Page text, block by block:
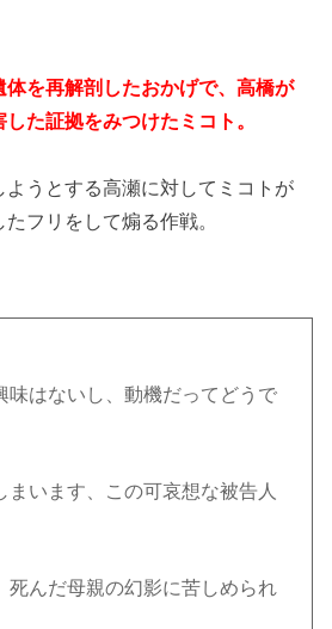
を再解剖したおかげで、高橋が
た証拠をみつけたミコト。
ようとする高瀬に対してミコトが
フリをして煽る作戦。
味はないし、動機だってどうで
まいます、この可哀想な被告人
死んだ母親の幻影に苦しめられ